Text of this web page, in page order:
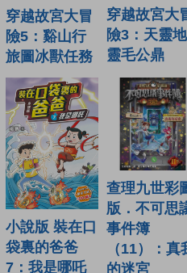
穿越故宮大冒
險5：谿山行
旅圖冰獸任務
穿越故宮大
險3：天靈地
靈毛公鼎
小說版 裝在口
袋裏的爸爸
7：我是哪吒
查理九世彩
版．不可思
事件簿
（11）：真
的迷宮